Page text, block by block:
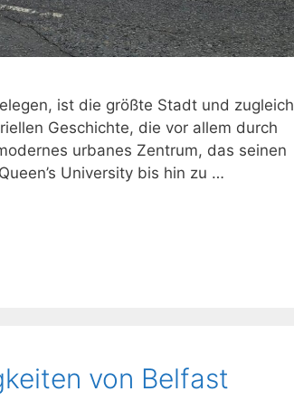
ist die größte Stadt und zugleich
Geschichte, die vor allem durch
urbanes Zentrum, das seinen
University bis hin zu …
von Belfast